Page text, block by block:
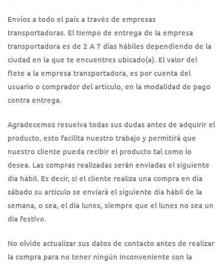
Envíos a todo el país a través de empresas
transportadoras. El tiempo de entrega de la empresa
transportadora es de 2 A 7 días hábiles dependiendo de la
ciudad en la que te encuentres ubicado(a). El valor del
flete a la empresa transportadora, es por cuenta del
usuario o comprador del artículo, en la modalidad de pago
contra entrega.
Agradecemos resuelva todas sus dudas antes de adquirir el
producto, esto facilita nuestro trabajo y permitirá que
nuestro cliente pueda recibir el producto tal como lo
desea. Las compras realizadas serán enviadas el siguiente
día hábil. Es decir, si el cliente realiza una compra en día
sábado su artículo se enviará el siguiente día hábil de la
semana, o sea, el día lunes, siempre que el lunes no sea un
día festivo.
No olvide actualizar sus datos de contacto antes de realizar
la compra para no tener ningún inconveniente con la